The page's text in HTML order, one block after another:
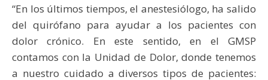
“En los últimos tiempos, el anestesiólogo, ha salido
del quirófano para ayudar a los pacientes con
dolor crónico. En este sentido, en el GMSP
contamos con la Unidad de Dolor, donde tenemos
a nuestro cuidado a diversos tipos de pacientes: